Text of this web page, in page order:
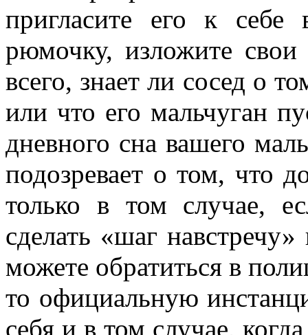
пригласите его к
рюмочку, изложите
всего, знает ли сосед о
или что его мальчуган
дневного сна вашего
подозревает о том, что
только в том случае,
сделать «шаг
можете обратиться в
то официальную
себя и в том случае,